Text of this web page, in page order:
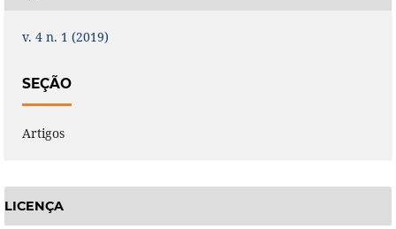
v. 4 n. 1 (2019)
SEÇÃO
Artigos
LICENÇA